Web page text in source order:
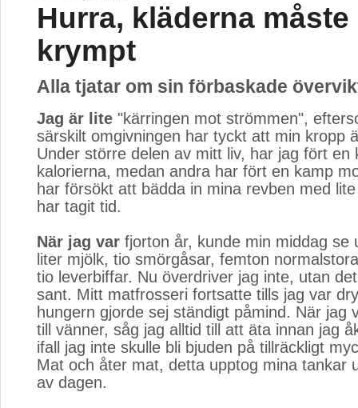
Hurra, kläderna måste
krympt
Alla tjatar om sin förbaskade
Jag är lite "kärringen mot strömmen",
särskilt omgivningen har tyckt att min kropp
Under större delen av mitt liv, har jag fört en
kalorierna, medan andra har fört en kamp
har försökt att bädda in mina revben med
har tagit tid.
När jag var fjorton år, kunde min middag se
liter mjölk, tio smörgåsar, femton
tio leverbiffar. Nu överdriver jag inte, utan
sant. Mitt matfrosseri fortsatte tills jag var
hungern gjorde sej ständigt påmind. När jag
till vänner, såg jag alltid till att äta innan jag
ifall jag inte skulle bli bjuden på tillräckligt
Mat och åter mat, detta upptog mina tankar
av dagen.